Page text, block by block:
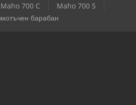
Maho 700 C
Maho 700 S
барабан